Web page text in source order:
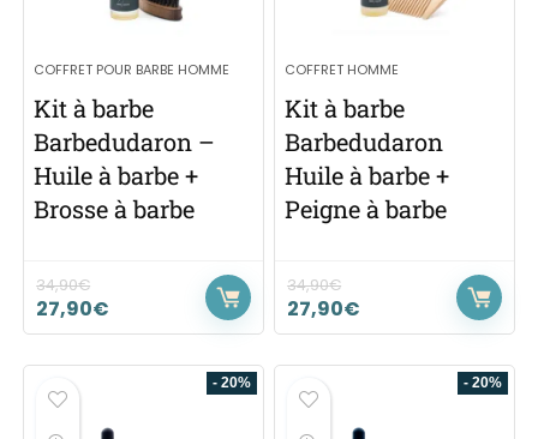
COFFRET POUR BARBE HOMME
Kit à barbe
Barbedudaron –
Huile à barbe +
Brosse à barbe
34,90€
27,90€
COFFRET HOMME
Kit à barbe
Barbedudaron
Huile à barbe +
Peigne à barbe
34,90€
27,90€
- 20% - 20%